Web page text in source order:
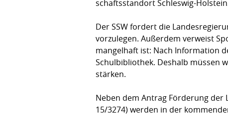
schaftsstandort Schleswig-
Der SSW fordert die
vorzulegen. Außerdem verweist
mangelhaft ist: Nach Information
Schul­bibliothek. Deshalb müssen
stärken.
Neben dem Antrag Förderung
15/3274) werden in der